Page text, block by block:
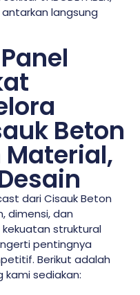
langsung
Beton
dari Cisauk Beton
dimensi, dan
kekuatan struktural
pentingnya
Berikut adalah
sediakan: